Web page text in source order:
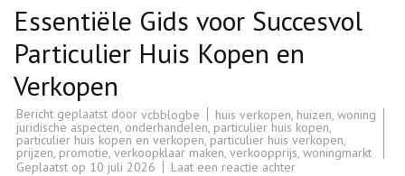
Essentiële Gids voor Succesvol
Particulier Huis Kopen en
Verkopen
Bericht geplaatst door vcbblogbe huis verkopen, huizen, woning
juridische aspecten, onderhandelen, particulier huis kopen,
particulier huis kopen en verkopen, particulier huis verkopen,
prijzen, promotie, verkoopklaar maken, verkoopprijs, woningmarkt
Geplaatst op 10 juli 2026 Laat een reactie achterop